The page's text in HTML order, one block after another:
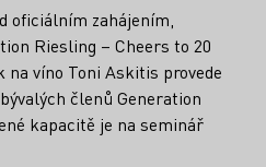
oficiálním zahájením,
Riesling – Cheers to 20
na víno Toni Askitis provede
členů Generation
kapacitě je na seminář